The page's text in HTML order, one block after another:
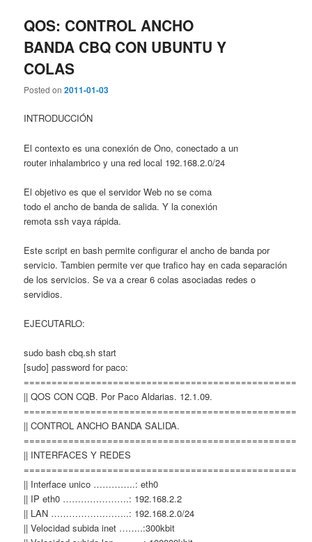
QOS: CONTROL ANCHO
BANDA CBQ CON UBUNTU Y
COLAS
Posted on2011-01-03
INTRODUCCIÓN
El contexto es una conexión de Ono, conectado a un
router inhalambrico y una red local 192.168.2.0/24
El objetivo es que el servidor Web no se coma
todo el ancho de banda de salida. Y la conexión
remota ssh vaya rápida.
Este script en bash permite configurar el ancho de banda por
servicio. Tambien permite ver que trafico hay en cada separación
de los servicios. Se va a crear 6 colas asociadas redes o
servidios.
EJECUTARLO:
sudo bash cbq.sh start
[sudo] password for paco:
=================================================
|| QOS CON CQB. Por Paco Aldarias. 12.1.09.
=================================================
|| CONTROL ANCHO BANDA SALIDA.
=================================================
|| INTERFACES Y REDES
=================================================
|| Interface unico …………..: eth0
|| IP eth0 ………………….: 192.168.2.2
|| LAN ……………………..: 192.168.2.0/24
|| Velocidad subida inet ……..:300kbit